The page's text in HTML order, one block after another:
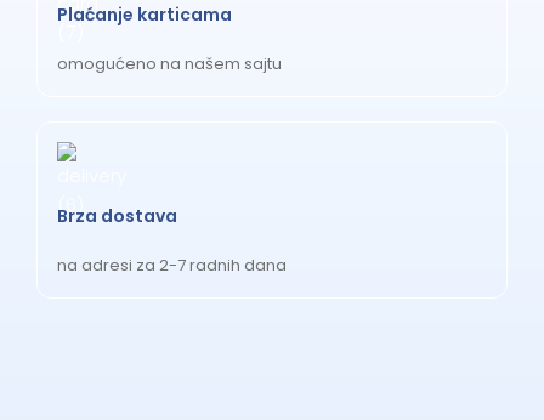
Plaćanje karticama
omogućeno na našem sajtu
Brza dostava
na adresi za 2-7 radnih dana